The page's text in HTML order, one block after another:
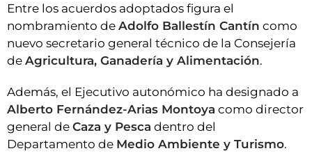
Entre los acuerdos adoptados figura el
nombramiento de Adolfo Ballestín Cantín como
nuevo secretario general técnico de la Consejería
de Agricultura, Ganadería y Alimentación.
Además, el Ejecutivo autonómico ha designado a
Alberto Fernández-Arias Montoya como director
general de Caza y Pesca dentro del
Departamento de Medio Ambiente y Turismo.